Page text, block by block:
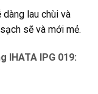
lau chùi và
sẽ và mới mẻ.
IHATA IPG 019: